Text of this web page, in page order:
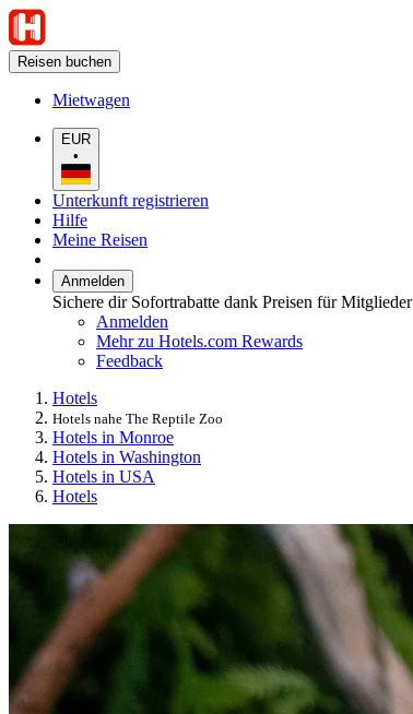
Reisen buchen
Mietwagen
EUR
•
Unterkunft registrieren
Hilfe
Meine Reisen
Anmelden
Sichere dir Sofortrabatte dank Preisen für Mitglieder
Anmelden
Mehr zu Hotels.com Rewards
Feedback
Hotels
Hotels nahe The Reptile Zoo
Hotels in Monroe
Hotels in Washington
Hotels in USA
Hotels